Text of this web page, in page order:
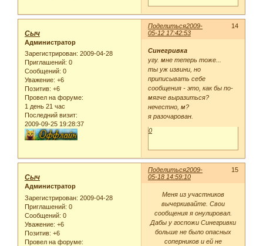
Поделиться 14
2009-
05-12 17:42:53
Сыч
Администратор
Зарегистрирован: 2009-04-28
Приглашений: 0
Сообщений: 0
Уважение: +6
Позитив: +6
Провел на форуме:
1 день 21 час
Последний визит:
2009-09-25 19:28:37
Синегривка
угу. мне теперь тоже...
ты уж извини, но
приписывать себе
сообщения - это, как бы по-
мягче выразиться?
нечестно, м?
я разочарован.
0
Поделиться 15
2009-
05-18 14:59:10
Сыч
Администратор
Зарегистрирован: 2009-04-28
Приглашений: 0
Сообщений: 0
Уважение: +6
Позитив: +6
Провел на форуме:
Меня из участников
вычеркивайте. Свои
сообщения я онулировал.
Дабы у госпожи Синегривки
больше не было опасных
соперников и ей не